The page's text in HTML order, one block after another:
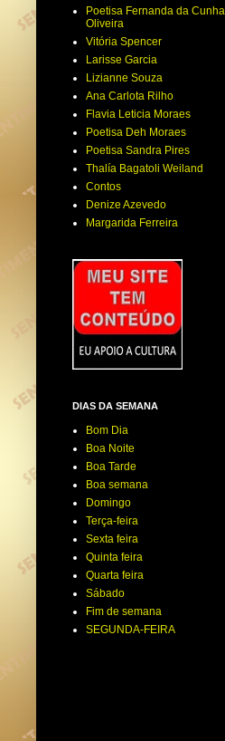
Poetisa Fernanda da Cunha
Oliveira
Vitória Spencer
Larisse Garcia
Lizianne Souza
Ana Carlota Rilho
Flavia Leticia Moraes
Poetisa Deh Moraes
Poetisa Sandra Pires
Thalía Bagatoli Weiland
Contos
Denize Azevedo
Margarida Ferreira
DIAS DA SEMANA
Bom Dia
Boa Noite
Boa Tarde
Boa semana
Domingo
Terça-feira
Sexta feira
Quinta feira
Quarta feira
Sábado
Fim de semana
SEGUNDA-FEIRA